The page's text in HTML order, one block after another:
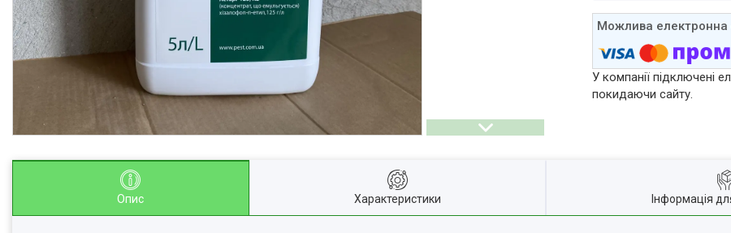
У компанії підключені
покидаючи сайту.
Опис Характеристики Інформація